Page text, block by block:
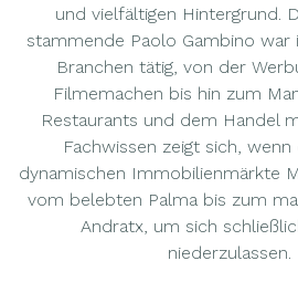
und vielfältigen Hintergrund.
stammende Paolo Gambino war
Branchen tätig, von der
Filmemachen bis hin zum
Restaurants und dem Handel
Fachwissen zeigt sich,
dynamischen Immobilienmärkte
vom belebten Palma bis zum
Andratx, um sich
niederzulassen.